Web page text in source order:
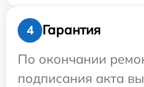
4
Гарантия
По окончании
подписания акта